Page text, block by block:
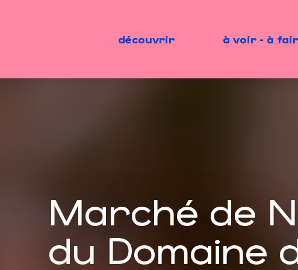
découvrir à voir - à
Marché de
du Domaine